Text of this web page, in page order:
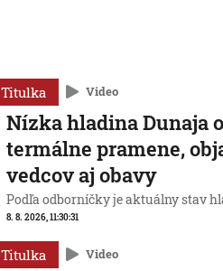
Titulka Video
Nízka hladina Dunaja
termálne pramene,
vedcov aj obavy
Podľa odborníčky je aktuálny stav
8. 8. 2026, 11:30:31
Titulka Video